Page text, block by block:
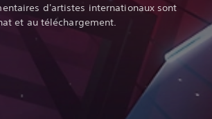
d'artistes internationaux sont
et au téléchargement.